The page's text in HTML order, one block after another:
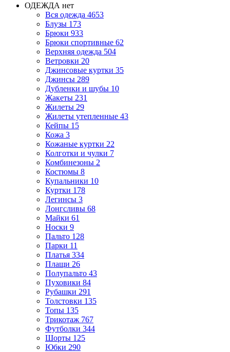
ОДЕЖДА нет
Вся одежда 4653
Блузы 173
Брюки 933
Брюки спортивные 62
Верхняя одежда 504
Ветровки 20
Джинсовые куртки 35
Джинсы 289
Дубленки и шубы 10
Жакеты 231
Жилеты 29
Жилеты утепленные 43
Кейпы 15
Кожа 3
Кожаные куртки 22
Колготки и чулки 7
Комбинезоны 2
Костюмы 8
Купальники 10
Куртки 178
Легинсы 3
Лонгсливы 68
Майки 61
Носки 9
Пальто 128
Парки 11
Платья 334
Плащи 26
Полупальто 43
Пуховики 84
Рубашки 291
Толстовки 135
Топы 135
Трикотаж 767
Футболки 344
Шорты 125
Юбки 290